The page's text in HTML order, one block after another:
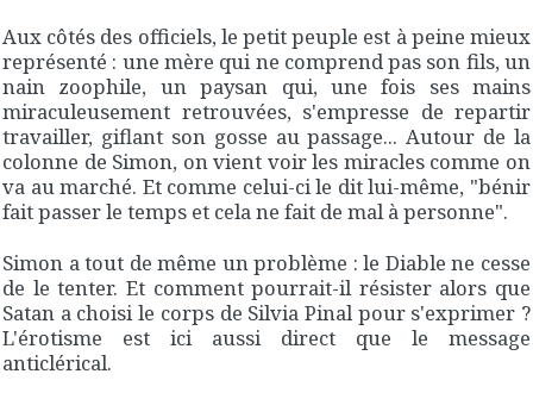
Aux côtés des officiels, le petit peuple est à peine mieux
représenté : une mère qui ne comprend pas son fils, un
nain zoophile, un paysan qui, une fois ses mains
miraculeusement retrouvées, s'empresse de repartir
travailler, giflant son gosse au passage... Autour de la
colonne de Simon, on vient voir les miracles comme on
va au marché. Et comme celui-ci le dit lui-même, "bénir
fait passer le temps et cela ne fait de mal à personne".
Simon a tout de même un problème : le Diable ne cesse
de le tenter. Et comment pourrait-il résister alors que
Satan a choisi le corps de Silvia Pinal pour s'exprimer ?
L'érotisme est ici aussi direct que le message
anticlérical.